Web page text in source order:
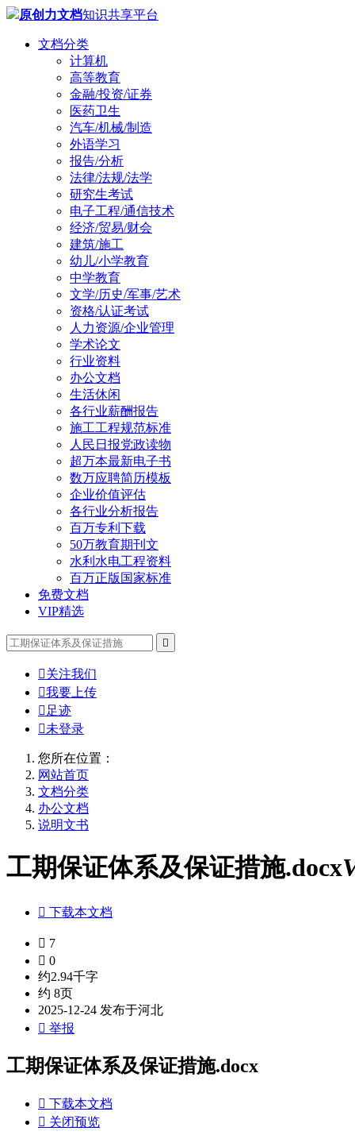
原创力文档知识共享平台
文档分类
计算机
高等教育
金融/投资/证券
医药卫生
汽车/机械/制造
外语学习
报告/分析
法律/法规/法学
研究生考试
电子工程/通信技术
经济/贸易/财会
建筑/施工
幼儿/小学教育
中学教育
文学/历史/军事/艺术
资格/认证考试
人力资源/企业管理
学术论文
行业资料
办公文档
生活休闲
各行业薪酬报告
施工工程规范标准
人民日报党政读物
超万本最新电子书
数万应聘简历模板
企业价值评估
各行业分析报告
百万专利下载
50万教育期刊文
水利水电工程资料
百万正版国家标准
免费文档
VIP精选

关注我们
我要上传
 足迹
未登录
您所在位置：
网站首页
文档分类
办公文档
说明文书
工期保证体系及保证措施.docx
 下载本文档
 7
 0
约2.94千字
约 8页
2025-12-24 发布于河北
 举报
工期保证体系及保证措施.docx
 下载本文档
 关闭预览